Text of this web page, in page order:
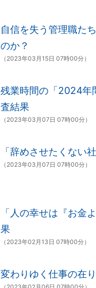
自信を失う管理職た
のか？
（2023年03月15日 07時00分）
残業時間の「2024
査結果
（2023年03月07日 07時00分）
「辞めさせたくない
（2023年03月07日 07時00分）
「人の幸せは『お金
果
（2023年02月13日 07時00分）
変わりゆく仕事の在